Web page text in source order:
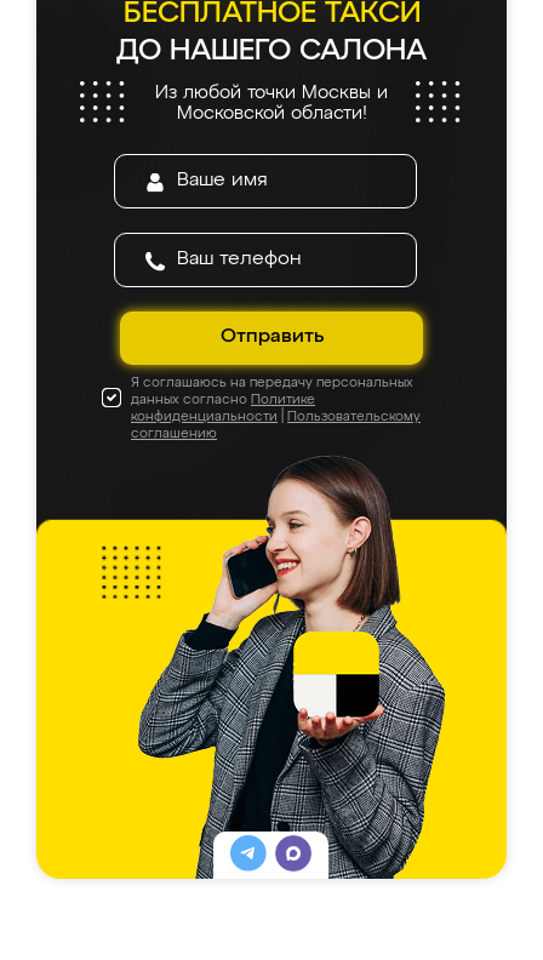
БЕСПЛАТНОЕ ТАКСИ
ДО НАШЕГО САЛОНА
Из любой точки Москвы и
Московской области!
Отправить
Я соглашаюсь на передачу персональных
данных согласно Политике
конфиденциальности
Пользовательскому
соглашению